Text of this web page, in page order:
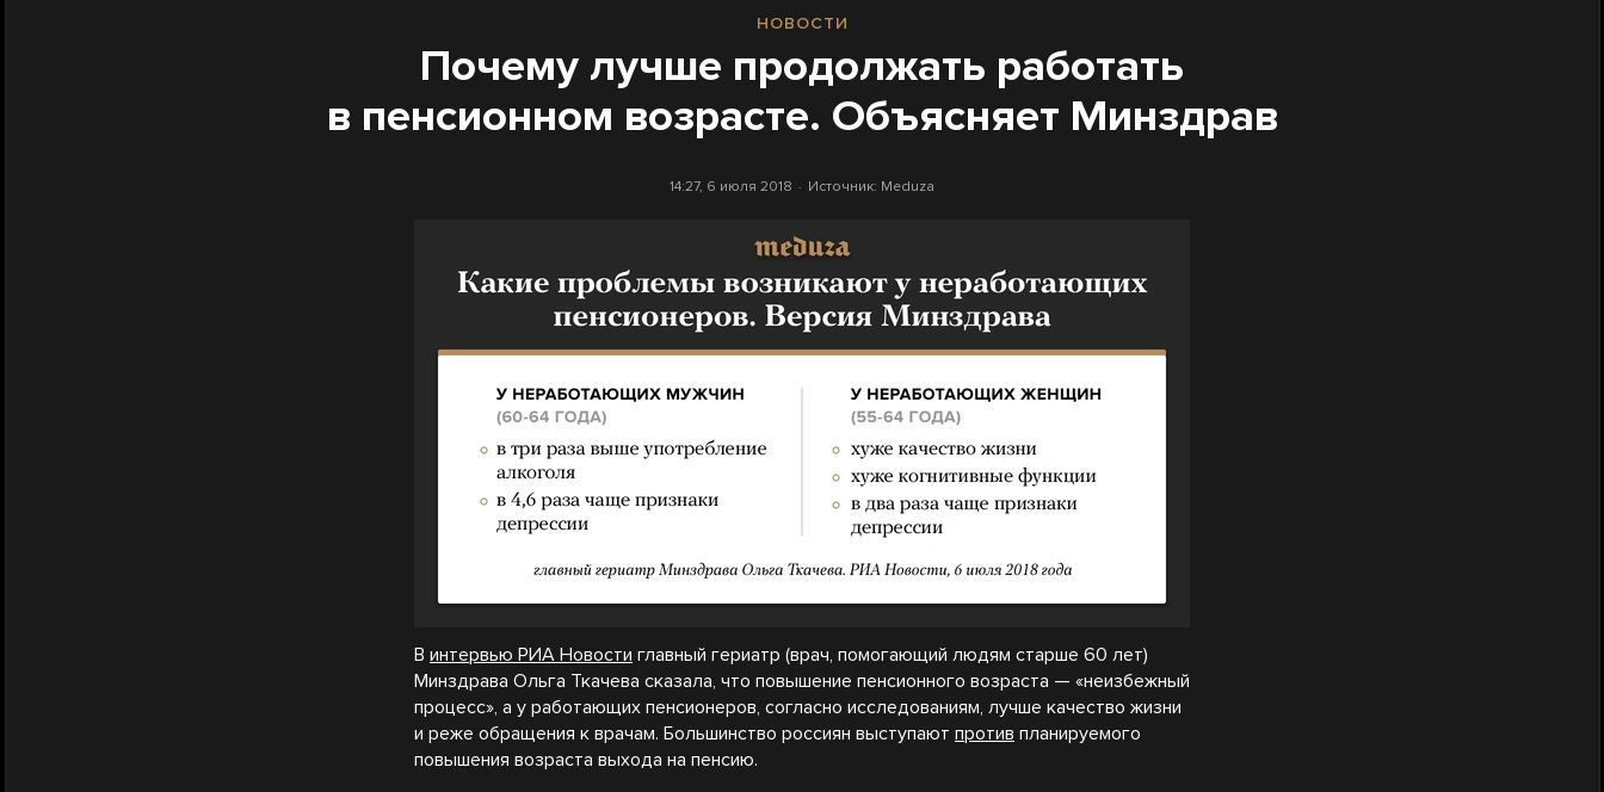
НОВОСТИ
Почему лучше продолжать работать
в пенсионном возрасте. Объясняет Минздрав
14:27, 6 июля 2018 Источник: Meduza
В интервью РИА Новости главный гериатр (врач, помогающий людям старше 60 лет)
Минздрава Ольга Ткачева сказала, что повышение пенсионного возраста — «неизбежный
процесс», а у работающих пенсионеров, согласно исследованиям, лучше качество жизни
и реже обращения к врачам. Большинство россиян выступают против планируемого
повышения возраста выхода на пенсию.